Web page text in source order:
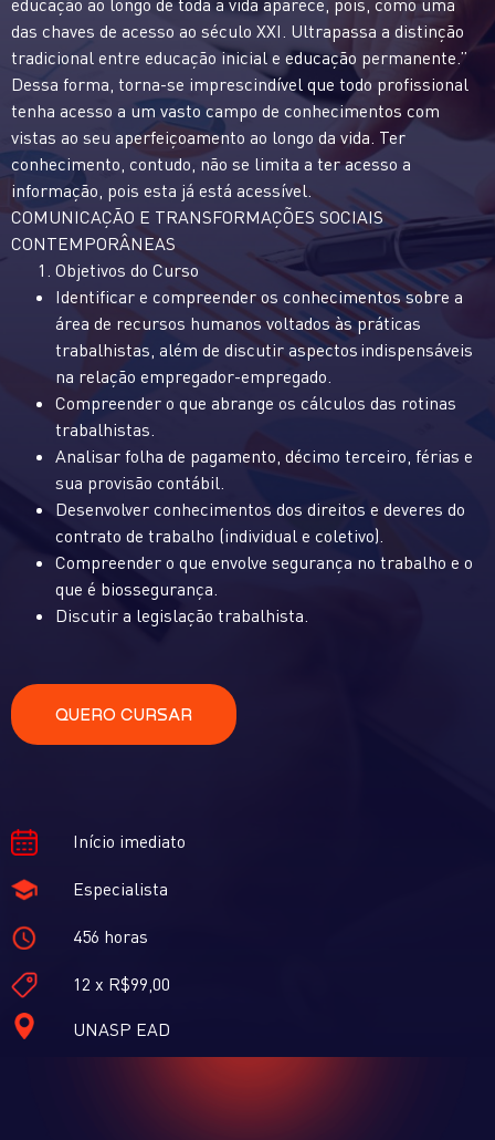
das chaves de acesso ao século XXI. Ultrapassa a distinção
tradicional entre educação inicial e educação permanente.”
Dessa forma, torna-se imprescindível que todo profissional
tenha acesso a um vasto campo de conhecimentos com
vistas ao seu aperfeiçoamento ao longo da vida. Ter
conhecimento, contudo, não se limita a ter acesso a
informação, pois esta já está acessível.
COMUNICAÇÃO E TRANSFORMAÇÕES SOCIAIS
CONTEMPORÂNEAS
Objetivos do Curso
Identificar e compreender os conhecimentos sobre a
área de recursos humanos voltados às práticas
trabalhistas, além de discutir aspectos indispensáveis
na relação empregador-empregado.
Compreender o que abrange os cálculos das rotinas
trabalhistas.
Analisar folha de pagamento, décimo terceiro, férias e
sua provisão contábil.
Desenvolver conhecimentos dos direitos e deveres do
contrato de trabalho (individual e coletivo).
Compreender o que envolve segurança no trabalho e o
que é biossegurança.
Discutir a legislação trabalhista.
QUERO CURSAR
Início imediato
Especialista
456 horas
12 x R$99,00
UNASP EAD